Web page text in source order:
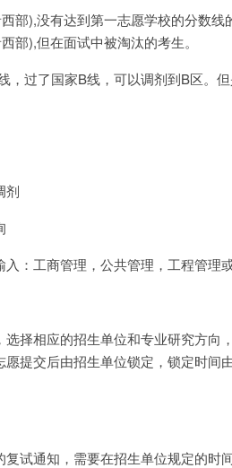
部),没有达到第一志愿学校的分数线
部),但在面试中被淘汰的考生。
，过了国家B线，可以调剂到B区。
剂
：工商管理，公共管理，工程管理
择相应的招生单位和专业研究方向
提交后由招生单位锁定，锁定时间
试通知，需要在招生单位规定的时